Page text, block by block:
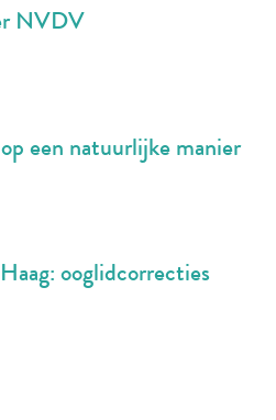
NVDV
een natuurlijke manier
ooglidcorrecties